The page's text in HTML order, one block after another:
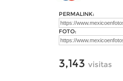
PERMALINK:
FOTO:
3,143 visitas